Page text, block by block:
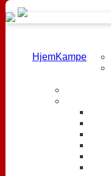
HjemKampe